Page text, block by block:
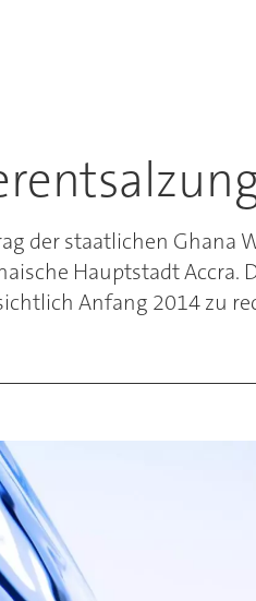
der staatlichen
Hauptstadt Accra.
Anfang 2014 zu